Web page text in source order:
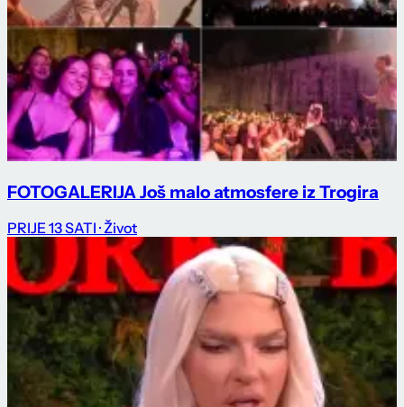
FOTOGALERIJA Još malo atmosfere iz Trogira
PRIJE 13 SATI · Život